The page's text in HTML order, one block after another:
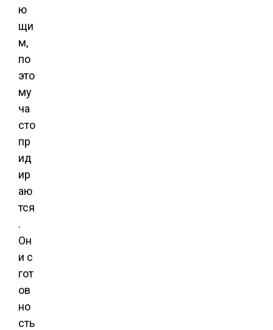
ю
щи
м,
по
это
му
ча
сто
пр
ид
ир
аю
тся
.
Он
и с
гот
ов
но
сть